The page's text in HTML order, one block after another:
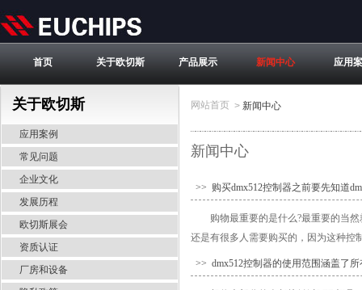
首页 关于欧切斯 产品展示 新闻中心 应用
关于欧切斯
应用案例
常见问题
企业文化
发展历程
欧切斯展会
资质认证
厂房和设备
网站首页 > 新闻中心
新闻中心
>> 购买dmx512控制器之前要先知道
购物最重要的是什么?最重要的当
还是有很多人需要购买的，因为这种控
>> dmx512控制器的使用范围涵盖了